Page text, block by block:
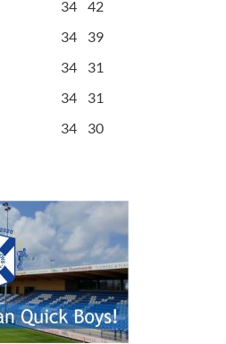
34
42
34
39
34
31
34
31
34 30